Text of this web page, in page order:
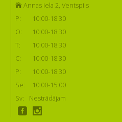
Annas iela 2, Ventspils
P:
10:00-18:30
O:
10:00-18:30
T:
10:00-18:30
C:
10:00-18:30
P:
10:00-18:30
Se:
10:00-15:00
Sv:
Nestrādājam